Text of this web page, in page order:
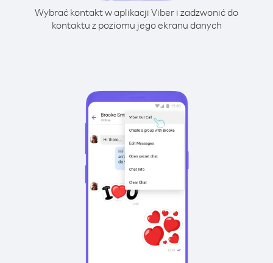
Wybrać kontakt w aplikacji Viber i zadzwonić do
kontaktu z poziomu jego ekranu danych